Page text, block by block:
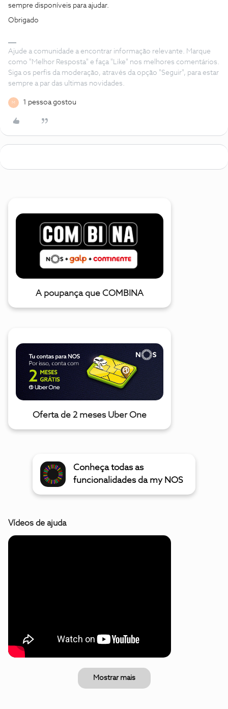
sempre disponíveis para ajudar.
Obrigado
Ajude a comunidade a encontrar informação relevante. Marque
como "Melhor Resposta" e faça "Like" nos melhores comentários.
Siga os perfis da moderação, através da opção "Seguir", para estar
sempre a par das ultimas novidades.
M 1 pessoa gostou
A poupança que COMBINA
Oferta de 2 meses Uber One
Conheça todas as
funcionalidades da my NOS
Vídeos de ajuda
Mostrar mais